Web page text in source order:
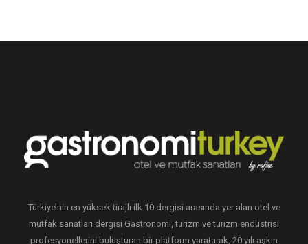
Türkiye’nin en yüksek tirajlı ilk 10 dergisi arasında yer alan otel ve
mutfak sanatları dergisi Gastronomi, turizm ve turizm endüstrisi
profesyonellerini buluşturan bir platform yaratarak, 20 yılı aşkın